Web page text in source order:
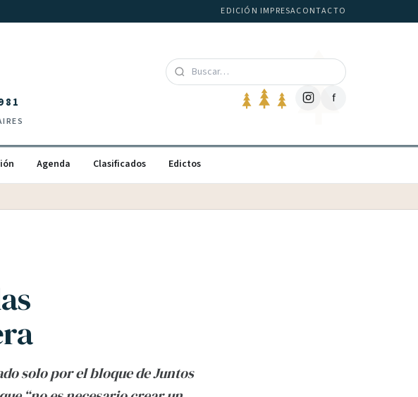
EDICIÓN IMPRESACONTACTO
f
Agenda Clasificados Edictos
solo por el bloque de Juntos